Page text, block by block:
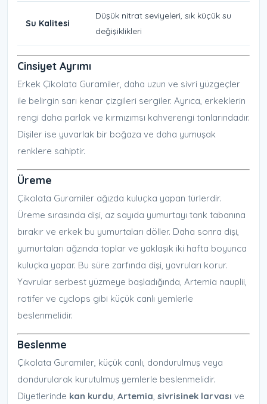
Su Kalitesi
Düşük nitrat seviyeleri, sık küçük su
değişiklikleri
Cinsiyet Ayrımı
Erkek Çikolata Guramiler, daha uzun ve sivri yüzgeçler
ile belirgin sarı kenar çizgileri sergiler. Ayrıca, erkeklerin
rengi daha parlak ve kırmızımsı kahverengi tonlarındadır.
Dişiler ise yuvarlak bir boğaza ve daha yumuşak
renklere sahiptir.
Üreme
Çikolata Guramiler ağızda kuluçka yapan türlerdir.
Üreme sırasında dişi, az sayıda yumurtayı tank tabanına
bırakır ve erkek bu yumurtaları döller. Daha sonra dişi,
yumurtaları ağzında toplar ve yaklaşık iki hafta boyunca
kuluçka yapar. Bu süre zarfında dişi, yavruları korur.
Yavrular serbest yüzmeye başladığında, Artemia nauplii,
rotifer ve cyclops gibi küçük canlı yemlerle
beslenmelidir.
Beslenme
Çikolata Guramiler, küçük canlı, dondurulmuş veya
dondurularak kurutulmuş yemlerle beslenmelidir.
Diyetlerinde kan kurdu, Artemia, sivrisinek larvası ve